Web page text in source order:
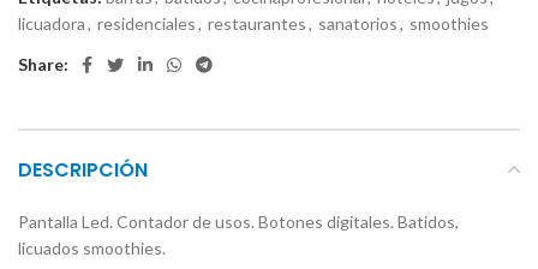
licuadora, residenciales, restaurantes, sanatorios, smoothies
Share:
DESCRIPCIÓN
Pantalla Led. Contador de usos. Botones digitales. Batidos,
licuados smoothies.